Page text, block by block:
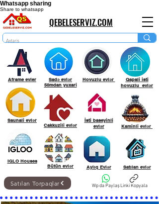
Whatsapp sharing
Share to whatsapp
QEBELESERVIZ.COM
Aframe evler
Saunali evlər
IGLO Houses
Sadə evlər
50mdan yuxari
Cakkuzili evlər
Bütün evlər
Hovuzlu evlər
İsti baseyinli
evlər
Aylıq Evlər
Qapali isti
hovuzlu evlər
Kaminli evlər
Satılan evlər
Wp da PaylaşLinki Kopyala
Satılan Torpaqlar